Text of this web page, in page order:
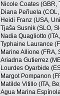
Nicole Coates (GBR,
Diana Peñuela
Heidi Franz (USA,
Tjaša Susnik (SLO,
Nadia Quagliotto
Typhaine Laurance
Marine Allione (FRA,
Ariadna Gutierrez
Lourdes Oyarbide
Margot Pompanon
Matilde Vitillo (ITA,
Agua Marina